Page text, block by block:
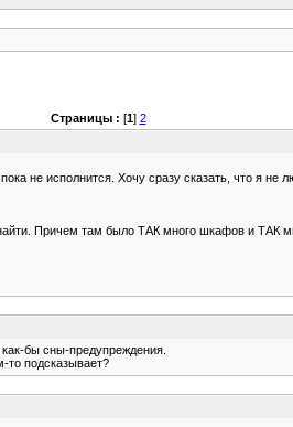
Страницы : [1] 2
не исполнится. Хочу сразу сказать, что я не
Причем там было ТАК много шкафов и ТАК
бы сны-предупреждения.
то подсказывает?